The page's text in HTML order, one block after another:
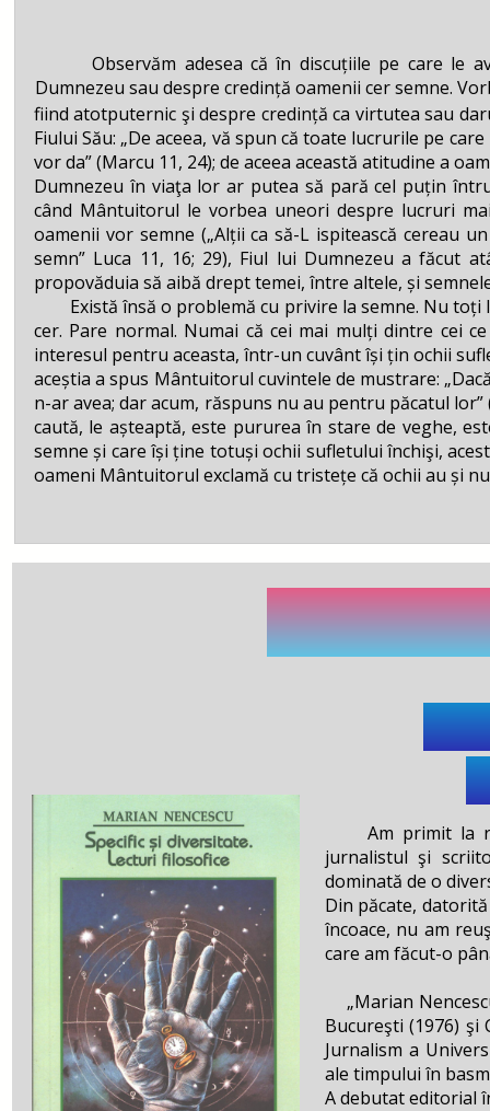
Am primit la
jurnalistul şi
dominată de o
Din păcate,
încoace, nu am
care am făcut-o
„Marian
Bucureşti (1976) şi
Jurnalism a
ale timpului în
A debutat editorial
Artă,
Observăm adesea că în discuțiile pe care le
Dumnezeu sau despre credință oamenii cer semne.
fiind atotputernic şi despre credință ca virtutea sau
Fiului Său: „De aceea, vă spun că toate lucrurile pe
vor da” (Marcu 11, 24); de aceea această atitudine a
Dumnezeu în viaţa lor ar putea să pară cel puțin
când Mântuitorul le vorbea uneori despre lucruri
oamenii vor semne („Alții ca să-L ispitească cereau
semn” Luca 11, 16; 29), Fiul lui Dumnezeu a făcut
propovăduia să aibă drept temei, între altele, și
Există însă o problemă cu privire la semne. Nu toți le
cer. Pare normal. Numai că cei mai mulți dintre cei
interesul pentru aceasta, într-un cuvânt își țin ochii
aceștia a spus Mântuitorul cuvintele de mustrare:
n-ar avea; dar acum, răspuns nu au pentru păcatul
caută, le așteaptă, este pururea în stare de veghe,
semne și care își ține totuși ochii sufletului închişi,
oameni Mântuitorul exclamă cu tristețe că ochii au și